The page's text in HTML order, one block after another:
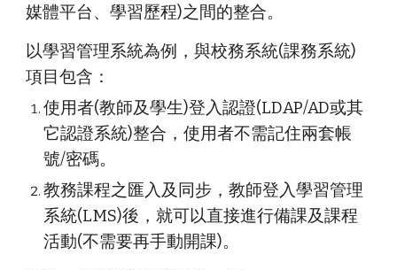
媒體平台、學習歷程)之間的整合。
以學習管理系統為例，與校務系統(課務系統)
項目包含：
使用者(教師及學生)登入認證(LDAP/AD或其
它認證系統)整合，使用者不需記住兩套帳
號/密碼。
教務課程之匯入及同步，教師登入學習管理
系統(LMS)後，就可以直接進行備課及課程
活動(不需要再手動開課)。